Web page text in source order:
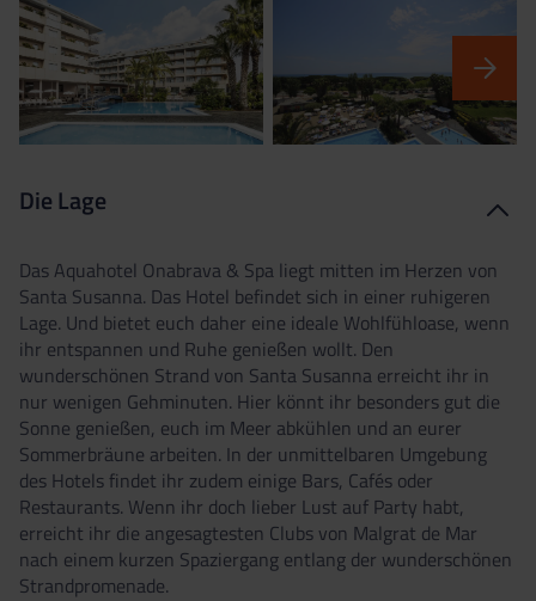
Die Lage
Das Aquahotel Onabrava & Spa liegt mitten im Herzen von
Santa Susanna. Das Hotel befindet sich in einer ruhigeren
Lage. Und bietet euch daher eine ideale Wohlfühloase, wenn
ihr entspannen und Ruhe genießen wollt. Den
wunderschönen Strand von Santa Susanna erreicht ihr in
nur wenigen Gehminuten. Hier könnt ihr besonders gut die
Sonne genießen, euch im Meer abkühlen und an eurer
Sommerbräune arbeiten. In der unmittelbaren Umgebung
des Hotels findet ihr zudem einige Bars, Cafés oder
Restaurants. Wenn ihr doch lieber Lust auf Party habt,
erreicht ihr die angesagtesten Clubs von Malgrat de Mar
nach einem kurzen Spaziergang entlang der wunderschönen
Strandpromenade.